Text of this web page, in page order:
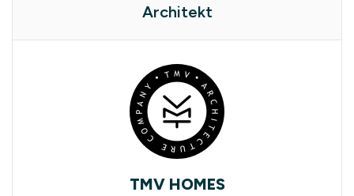
Architekt
TMV HOMES